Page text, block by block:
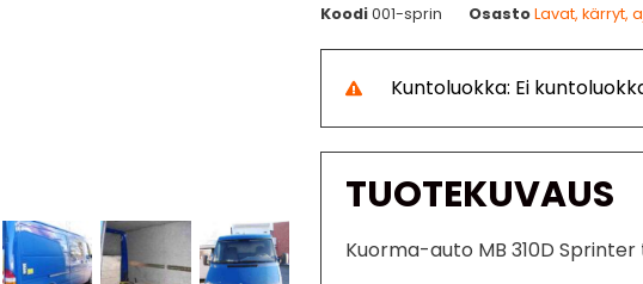
Koodi001-sprin Osasto Lavat, kärryt,
Kuntoluokka: Ei
TUOTEKUVAUS
Kuorma-auto MB 310D